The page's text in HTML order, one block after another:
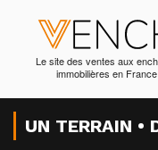
Le site des ventes aux
immobilières en France
UN TERRAIN •